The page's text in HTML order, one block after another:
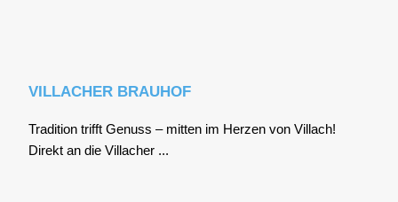
VILLACHER BRAUHOF
Tra­di­ti­on trifft Genuss – mit­ten im Her­zen von Vil­lach!
Direkt an die Vil­la­cher ...